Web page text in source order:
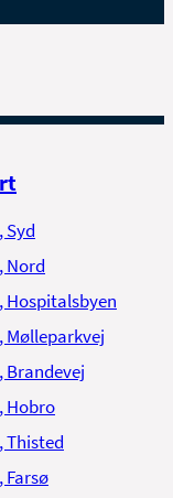
Nord
Hobro
Thisted